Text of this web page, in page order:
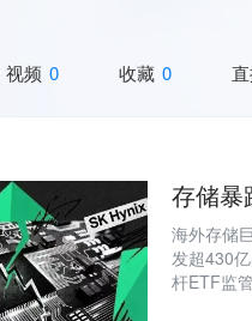
视频 0 收藏 0
存储暴
海外存储
发超430
杆ETF监